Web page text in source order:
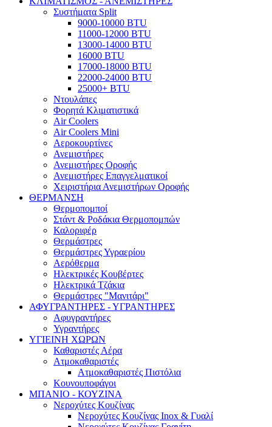
Συστήματα Split
9000-10000 BTU
11000-12000 BTU
13000-14000 BTU
16000 BTU
17000-18000 BTU
22000-24000 BTU
25000+ BTU
Ντουλάπες
Φορητά Κλιματιστικά
Air Coolers
Air Coolers Mini
Αεροκουρτίνες
Ανεμιστήρες
Ανεμιστήρες Οροφής
Ανεμιστήρες Επαγγελματικοί
Χειριστήρια Ανεμιστήρων Οροφής
ΘΕΡΜΑΝΣΗ
Θερμοπομποί
Στάντ & Ροδάκια Θερμοπομπών
Καλοριφέρ
Θερμάστρες
Θερμάστρες Υγραερίου
Αερόθερμα
Ηλεκτρικές Κουβέρτες
Ηλεκτρικά Τζάκια
Θερμάστρες "Μανιτάρι"
ΑΦΥΓΡΑΝΤΗΡΕΣ - ΥΓΡΑΝΤΗΡΕΣ
Αφυγραντήρες
Υγραντήρες
ΥΓΙΕΙΝΗ ΧΩΡΩΝ
Καθαριστές Αέρα
Ατμοκαθαριστές
Ατμοκαθαριστές Πιστόλια
Κουνουποφάγοι
ΜΠΑΝΙΟ - ΚΟΥΖΙΝΑ
Νεροχύτες Κουζίνας
Νεροχύτες Κουζίνας Inox & Γυαλί